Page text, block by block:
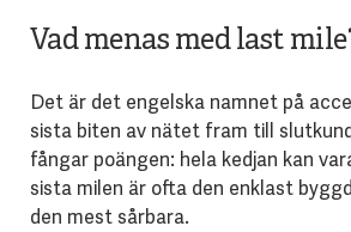
Vad menas med last
Det är det engelska namnet på
sista biten av nätet fram till
fångar poängen: hela kedjan kan
sista milen är ofta den enklast
den mest sårbara.